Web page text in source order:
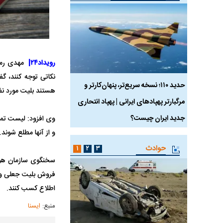
رویداد۲۴|
مهدی
نکاتی توجه کنند،
هستند بلیت مورد
وی افزود: لیست
و از آنها مطلع شوند.
سخنگوی سازمان
فروش بلیت جعلی و
اطلاع کسب کنند.
منبع: ایسنا
حدید ۱۱۰؛ نسخه سریع‌تر، پنهان‌کارتر و
مرگبارتر پهپادهای ایرانی | پهپاد انتحاری
جدید ایران چیست؟
هواپیمای مرموز E-11A BACN چیست؟
حوادث ۱ ۲ ۳